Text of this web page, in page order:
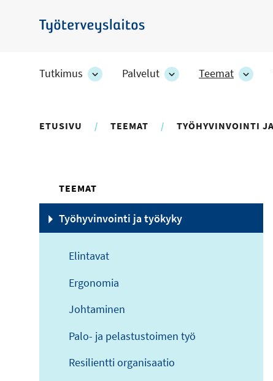
pääsisältöön
Työterveyslaitos
Tutkimus
TutkimusPalvelut
Palvelut
alakohteet
Teemat
ETUSIVU TEEMAT TYÖHYVINVOINTI
TEEMAT
Työhyvinvointi ja työkyky
Elintavat
Ergonomia
Johtaminen
Palo- ja pelastustoimen työ
Resilientti organisaatio